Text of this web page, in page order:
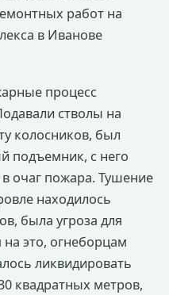
работ на
в Иванове
процесс
стволы на
колосников, был
подъемник, с него
очаг пожара. Тушение
находилось
была угроза для
это, огнеборцам
ликвидировать
квадратных метров,